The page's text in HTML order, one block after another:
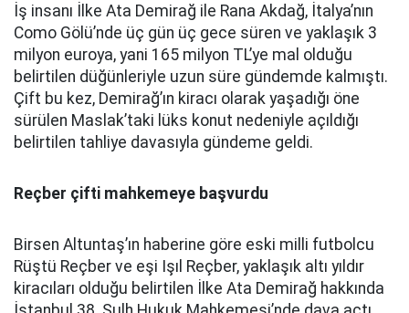
İş insanı İlke Ata Demirağ ile Rana Akdağ, İtalya’nın
Como Gölü’nde üç gün üç gece süren ve yaklaşık 3
milyon euroya, yani 165 milyon TL’ye mal olduğu
belirtilen düğünleriyle uzun süre gündemde kalmıştı.
Çift bu kez, Demirağ’ın kiracı olarak yaşadığı öne
sürülen Maslak’taki lüks konut nedeniyle açıldığı
belirtilen tahliye davasıyla gündeme geldi.
Reçber çifti mahkemeye başvurdu
Birsen Altuntaş’ın haberine göre eski milli futbolcu
Rüştü Reçber ve eşi Işıl Reçber, yaklaşık altı yıldır
kiracıları olduğu belirtilen İlke Ata Demirağ hakkında